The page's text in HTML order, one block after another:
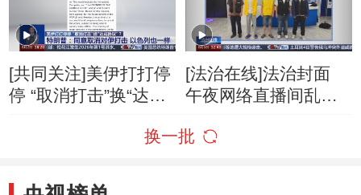
[共同关注]美伊打打停
停 “取消打击”换“达成
取消对伊打击 以色列
[法治在线]法治封面
午夜网络直播间乱象
换一批